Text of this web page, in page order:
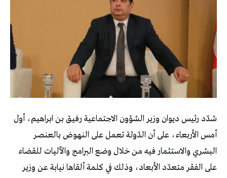
شدّد رئيس ديوان وزير الشؤون الاجتماعية رفيق بن ابراهيم، أول
أمس الأربعاء، على أن الدّولة تعمل على النهوض بالعنصر
البشري والاستثمار فيه من خلال وضع البرامج والآليات للقضاء
على الفقر متعدّد الأبعاد، وذلك في كلمة ألقاها نيابة عن وزير